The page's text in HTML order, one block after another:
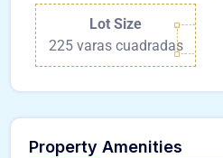
Lot Size
225 varas cuadradas
Property Amenities